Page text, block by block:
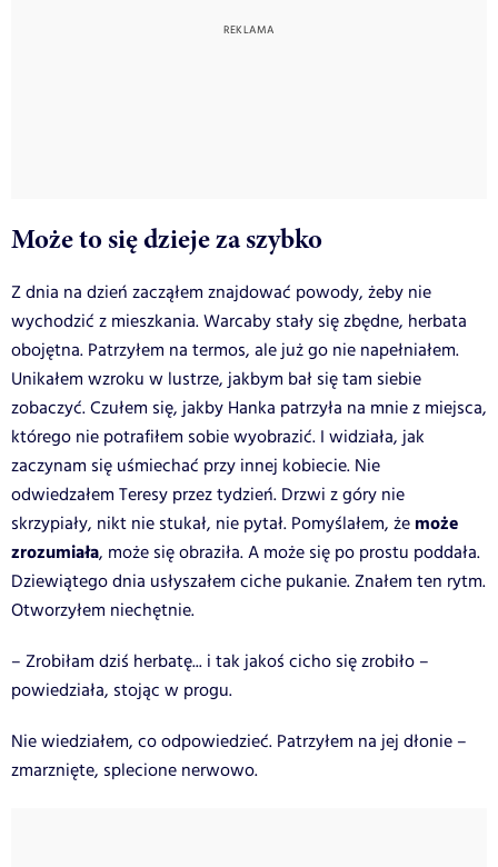
Może to się dzieje za szybko
Z dnia na dzień zacząłem znajdować powody, żeby nie
wychodzić z mieszkania. Warcaby stały się zbędne, herbata
obojętna. Patrzyłem na termos, ale już go nie napełniałem.
Unikałem wzroku w lustrze, jakbym bał się tam siebie
zobaczyć. Czułem się, jakby Hanka patrzyła na mnie z miejsca,
którego nie potrafiłem sobie wyobrazić. I widziała, jak
zaczynam się uśmiechać przy innej kobiecie. Nie
odwiedzałem Teresy przez tydzień. Drzwi z góry nie
skrzypiały, nikt nie stukał, nie pytał. Pomyślałem, że może
zrozumiała, może się obraziła. A może się po prostu poddała.
Dziewiątego dnia usłyszałem ciche pukanie. Znałem ten rytm.
Otworzyłem niechętnie.
– Zrobiłam dziś herbatę... i tak jakoś cicho się zrobiło –
powiedziała, stojąc w progu.
Nie wiedziałem, co odpowiedzieć. Patrzyłem na jej dłonie –
zmarznięte, splecione nerwowo.